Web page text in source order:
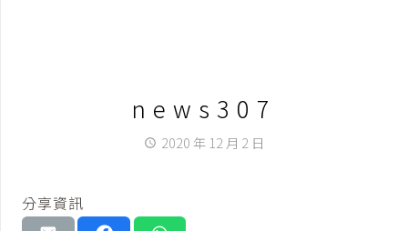
news307
access_time 2020 年 12 月 2 日
分享資訊